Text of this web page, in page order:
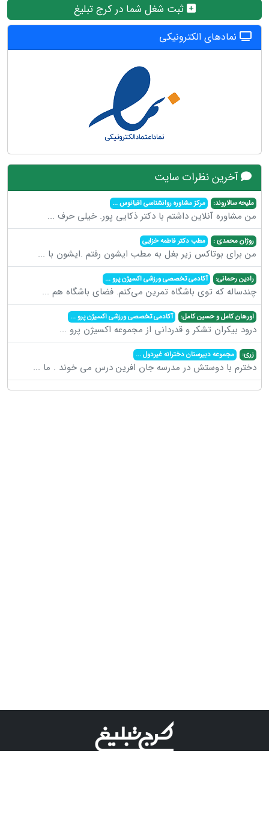
ثبت شغل شما در کرج تبلیغ
نمادهای الکترونیکی
آخرین نظرات سایت
ملیحه سالاروند: مرکز مشاوره روانشناسی اقیانوس...
من مشاوره آنلاین داشتم با دکتر ذکایی پور. خیلی حرف ...
روژان محمدی : مطب دکتر فاطمه خزایی
من برای بوتاکس زیر بغل به مطب ایشون رفتم .ایشون با ...
رادین رحمانی: آکادمی تخصصی ورزشی اکسیژن پرو...
چندساله که توی باشگاه تمرین می‌کنم. فضای باشگاه هم ...
اورهان کامل و حسین کامل: آکادمی تخصصی ورزشی اکسیژن پرو...
درود بیکران تشکر و قدردانی از مجموعه اکسیژن پرو ...
زری: مجموعه دبیرستان دخترانه غیردول...
دخترم با دوستش در مدرسه جان افرین درس می خوند . ما ...